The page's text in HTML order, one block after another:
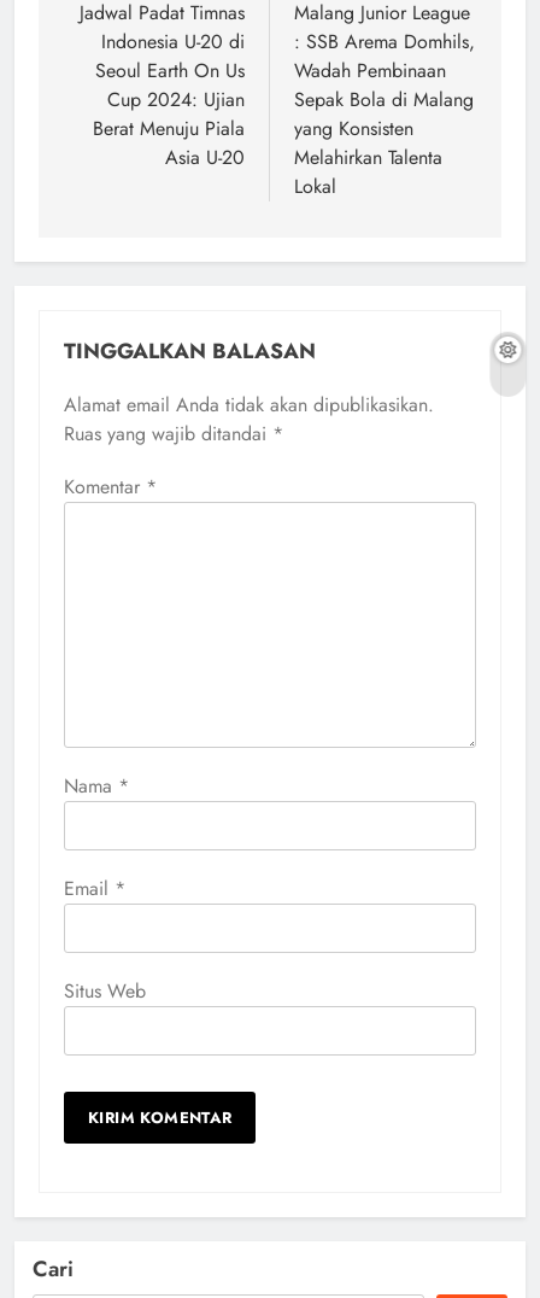
pos
Jadwal Padat Timnas
Indonesia U-20 di
Seoul Earth On Us
Cup 2024: Ujian
Berat Menuju Piala
Asia U-20
Malang Junior League
: SSB Arema Domhils,
Wadah Pembinaan
Sepak Bola di Malang
yang Konsisten
Melahirkan Talenta
Lokal
TINGGALKAN BALASAN
Alamat email Anda tidak akan dipublikasikan.
Ruas yang wajib ditandai *
Komentar *
Nama *
Email *
Situs Web
Cari